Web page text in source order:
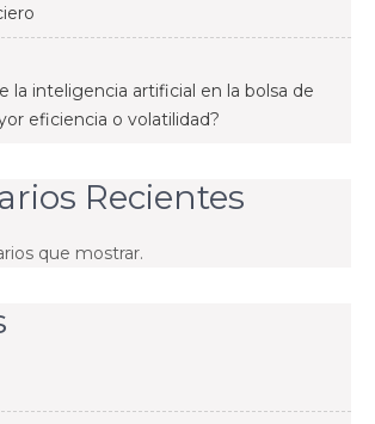
la inteligencia artificial en la bolsa de
eficiencia o volatilidad?
Recientes
que mostrar.